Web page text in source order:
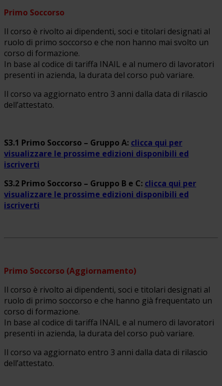
Primo Soccorso
Il corso è rivolto ai dipendenti, soci e titolari designati al
ruolo di primo soccorso e che non hanno mai svolto un
corso di formazione.
In base al codice di tariffa INAIL e al numero di lavoratori
presenti in azienda, la durata del corso può variare.
Il corso va aggiornato entro 3 anni dalla data di rilascio
dell’attestato.
S3.1 Primo Soccorso – Gruppo A: clicca qui per
visualizzare le prossime edizioni disponibili ed
iscriverti
S3.2 Primo Soccorso – Gruppo B e C: clicca qui per
visualizzare le prossime edizioni disponibili ed
iscriverti
Primo Soccorso (Aggiornamento)
Il corso è rivolto ai dipendenti, soci e titolari designati al
ruolo di primo soccorso e che hanno già frequentato un
corso di formazione.
In base al codice di tariffa INAIL e al numero di lavoratori
presenti in azienda, la durata del corso può variare.
Il corso va aggiornato entro 3 anni dalla data di rilascio
dell’attestato.